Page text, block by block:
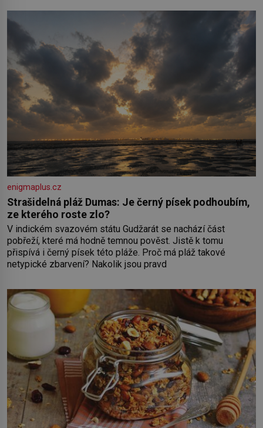
bílků. Žloutky vyšlehejte s cukrem do světlé pěny a postupně
do nich vmíchejte mascarpone, aby vznikl hladký
enigmaplus.cz
Strašidelná pláž Dumas: Je černý písek podhoubím,
ze kterého roste zlo?
V indickém svazovém státu Gudžarát se nachází část
pobřeží, které má hodně temnou pověst. Jistě k tomu
přispívá i černý písek této pláže. Proč má pláž takové
netypické zbarvení? Nakolik jsou pravd